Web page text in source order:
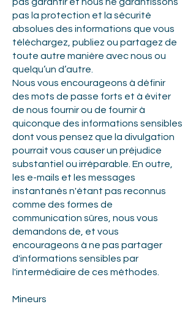
pas la protection et la sécurité
absolues des informations que vous
téléchargez, publiez ou partagez de
toute autre manière avec nous ou
quelqu’un d’autre.
Nous vous encourageons à définir
des mots de passe forts et à éviter
de nous fournir ou de fournir à
quiconque des informations sensibles
dont vous pensez que la divulgation
pourrait vous causer un préjudice
substantiel ou irréparable. En outre,
les e-mails et les messages
instantanés n'étant pas reconnus
comme des formes de
communication sûres, nous vous
demandons de, et vous
encourageons à ne pas partager
d'informations sensibles par
l'intermédiaire de ces méthodes.
Mineurs